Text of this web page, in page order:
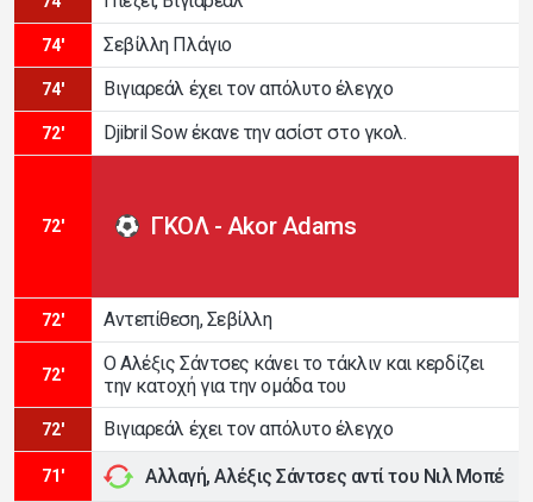
74' Σεβίλλη Πλάγιο
74' Βιγιαρεάλ έχει τον απόλυτο έλεγχο
72' Djibril Sow έκανε την ασίστ στο γκολ.
72' ΓΚΟΛ - Akor Adams
72' Αντεπίθεση, Σεβίλλη
72'
Ο Αλέξις Σάντσες κάνει το τάκλιν και κερδίζει
την κατοχή για την ομάδα του
72' Βιγιαρεάλ έχει τον απόλυτο έλεγχο
71' Αλλαγή, Αλέξις Σάντσες αντί του Νιλ Μοπέ